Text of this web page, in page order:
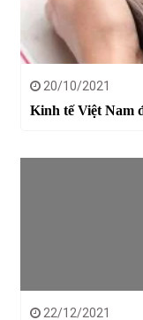
20/10/2021
Kinh tế Việt Nam
22/12/2021